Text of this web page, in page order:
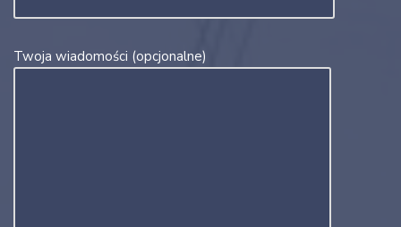
Twoja wiadomości (opcjonalne)